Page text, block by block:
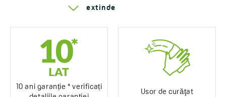
Serie Desna
extinde
Usor de curăţat Produs certificat